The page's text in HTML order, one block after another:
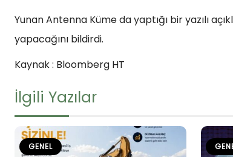
Yunan Antenna Küme da yaptığı bir yazılı
yapacağını bildirdi.
Kaynak : Bloomberg HT
İlgili Yazılar
GENEL